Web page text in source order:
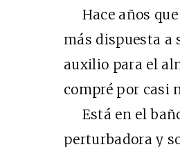
Hace años que
más dispuesta
auxilio para el
compré por casi
Está en el
perturbadora y